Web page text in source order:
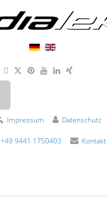
Impressum Datenschutz
+49 9441 1750403 Kontakt